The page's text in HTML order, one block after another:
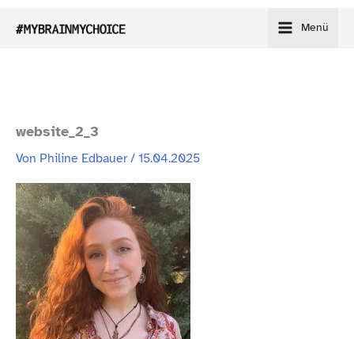
Inhalt
Menü
website_​2_​3
Von Philine Edbauer/15.04.2025